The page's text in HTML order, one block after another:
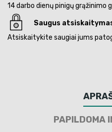
14 darbo dienų pinigų grąžinimo
Saugus
Atsiskaitykite saugiai jums
PAPILDOMA